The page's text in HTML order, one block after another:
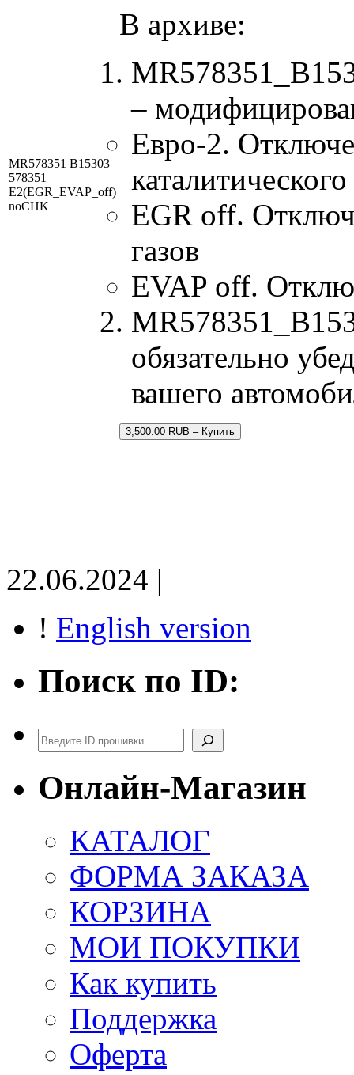
MR578351 B15303
578351
E2(EGR_EVAP_off)
noCHK
В архиве:
–
Евро-2.
EGR off.
газов
EVAP off.
обязательно
вашего
3,500.00 RUB – Купить
22.06.2024 |
! English version
Поиск по ID:
Поиск
Онлайн-Магазин
КАТАЛОГ
ФОРМА ЗАКАЗА
КОРЗИНА
МОИ ПОКУПКИ
Как купить
Поддержка
Оферта